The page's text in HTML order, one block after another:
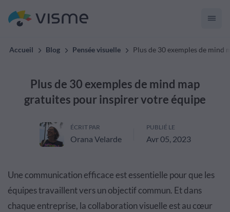
Accueil Blog Pensée visuelle Plus de 30 exemples de
Plus de 30 exemples de mind map
gratuites pour inspirer votre équipe
ÉCRIT PAR
Orana Velarde
PUBLIÉ LE
Avr 05, 2023
Une communication efficace est essentielle pour que les
équipes travaillent vers un objectif commun. Et dans
chaque entreprise, la collaboration visuelle est au cœur